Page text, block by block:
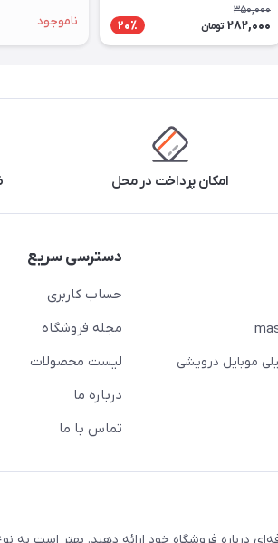
350,000
282,000 تومان 20٪ ناموجود
امکان پرداخت در محل
موبایل درویشی
دسترسی سریع
حساب کاربری
مجله فروشگاه
لیست محصولات
درباره ما
تماس با ما